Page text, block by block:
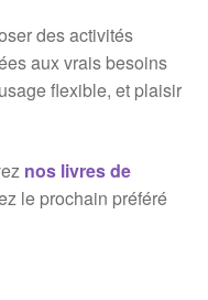
des activités
aux vrais besoins
flexible, et plaisir
nos livres de
le prochain préféré